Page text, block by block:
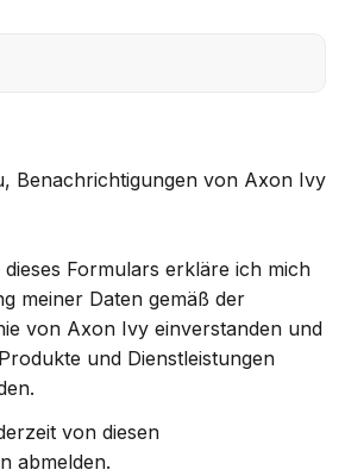
Benachrichtigungen von Axon Ivy
Formulars erkläre ich mich
meiner Daten gemäß der
von Axon Ivy einverstanden und
und Dienstleistungen
von diesen
abmelden.